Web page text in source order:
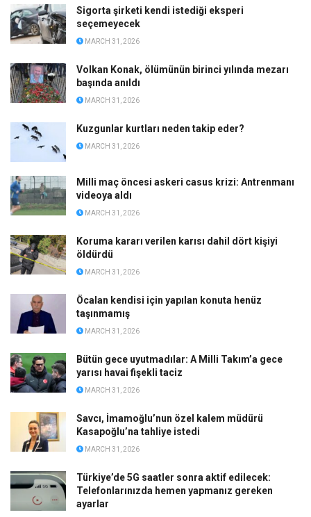
Sigorta şirketi kendi istediği eksperi
seçemeyecek
MARCH 31, 2026
Volkan Konak, ölümünün birinci yılında mezarı
başında anıldı
MARCH 31, 2026
Kuzgunlar kurtları neden takip eder?
MARCH 31, 2026
Milli maç öncesi askeri casus krizi: Antrenmanı
videoya aldı
MARCH 31, 2026
Koruma kararı verilen karısı dahil dört kişiyi
öldürdü
MARCH 31, 2026
Öcalan kendisi için yapılan konuta henüz
taşınmamış
MARCH 31, 2026
Bütün gece uyutmadılar: A Milli Takım’a gece
yarısı havai fişekli taciz
MARCH 31, 2026
Savcı, İmamoğlu’nun özel kalem müdürü
Kasapoğlu’na tahliye istedi
MARCH 31, 2026
Türkiye’de 5G saatler sonra aktif edilecek:
Telefonlarınızda hemen yapmanız gereken
ayarlar